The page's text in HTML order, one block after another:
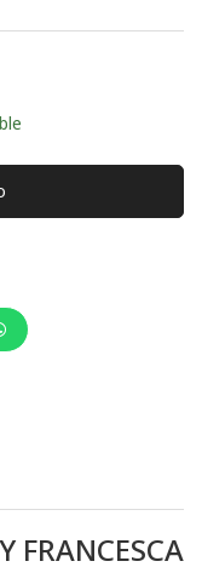
FRANCESCA